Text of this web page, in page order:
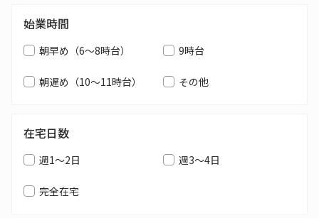
始業時間
朝早め（6～8時台） 9時台
朝遅め（10～11時台） その他
在宅日数
週1～2日 週3～4日
完全在宅